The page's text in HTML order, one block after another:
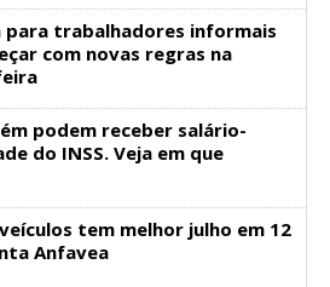
para trabalhadores informais
com novas regras na
podem receber salário-
do INSS. Veja em que
tem melhor julho em 12
Anfavea